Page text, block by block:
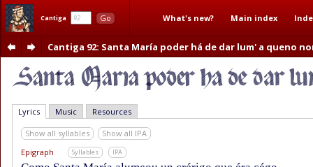
Cantiga Go What's new? Main index
Cantiga 92: Santa María poder há de dar lum' a queno
Lyrics Music Resources
Show all syllables
Show all IPA
Epigraph
Syllables IPA